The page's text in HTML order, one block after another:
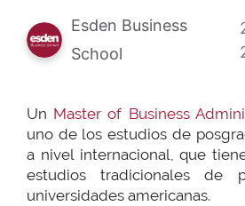
Esden Business
School
Un Master of Business
uno de los estudios de
a nivel internacional, que
estudios tradicionales de
universidades americanas.